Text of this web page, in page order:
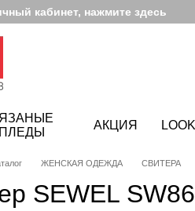
кабинет, нажмите здесь
ПЛЕДЫ
АКЦИЯ
ЖЕНСКАЯ ОДЕЖДА СВИТЕРА
SEWEL